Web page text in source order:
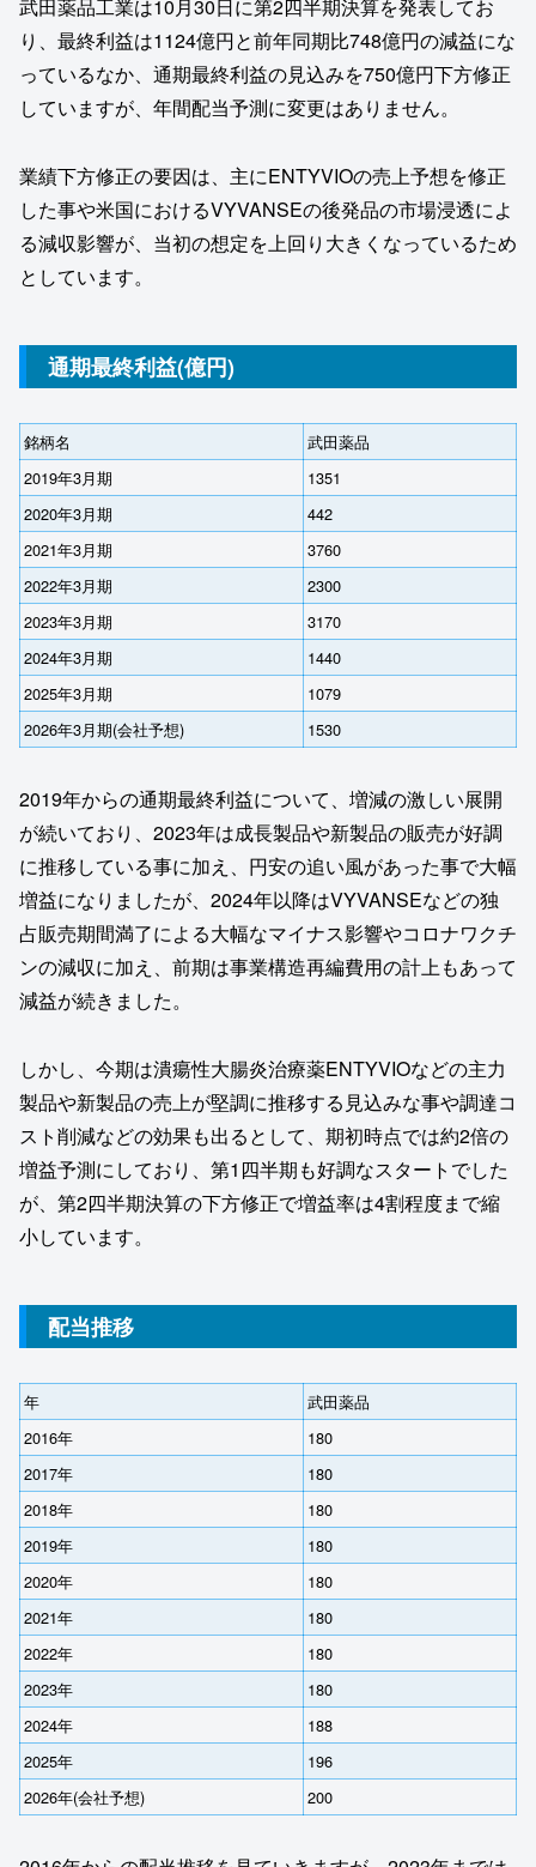
武田薬品工業は10月30日に第2四半期決算を発表してお
り、最終利益は1124億円と前年同期比748億円の減益にな
っているなか、通期最終利益の見込みを750億円下方修正
していますが、年間配当予測に変更はありません。
業績下方修正の要因は、主にENTYVIOの売上予想を修正
した事や米国におけるVYVANSEの後発品の市場浸透によ
る減収影響が、当初の想定を上回り大きくなっているため
としています。
通期最終利益(億円)
銘柄名
武田薬品
2019年3月期
1351
2020年3月期
442
2021年3月期
3760
2022年3月期
2300
2023年3月期
3170
2024年3月期
1440
2025年3月期
1079
2026年3月期(会社予想)
1530
2019年からの通期最終利益について、増減の激しい展開
が続いており、2023年は成長製品や新製品の販売が好調
に推移している事に加え、円安の追い風があった事で大幅
増益になりましたが、2024年以降はVYVANSEなどの独
占販売期間満了による大幅なマイナス影響やコロナワクチ
ンの減収に加え、前期は事業構造再編費用の計上もあって
減益が続きました。
しかし、今期は潰瘍性大腸炎治療薬ENTYVIOなどの主力
製品や新製品の売上が堅調に推移する見込みな事や調達コ
スト削減などの効果も出るとして、期初時点では約2倍の
増益予測にしており、第1四半期も好調なスタートでした
が、第2四半期決算の下方修正で増益率は4割程度まで縮
小しています。
配当推移
年
武田薬品
2016年
180
2017年
180
2018年
180
2019年
180
2020年
180
2021年
180
2022年
180
2023年
180
2024年
188
2025年
196
2026年(会社予想)
200